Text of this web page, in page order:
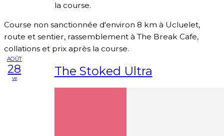
la course.
Course non sanctionnée d'environ 8 km à Ucluelet,
route et sentier, rassemblement à The Break Cafe,
collations et prix après la course.
AOÛT
28
ve The Stoked Ultra